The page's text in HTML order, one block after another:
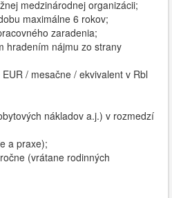
medzinárodnej organizácii;
maximálne 6 rokov;
zaradenia;
hradením nájmu zo strany
/ mesačne / ekvivalent v Rbl
nákladov a.j.) v rozmedzí
a praxe);
(vrátane rodinných